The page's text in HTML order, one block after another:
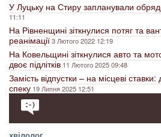
У Луцьку на Стиру запланували
11:11
На Рівненщині зіткнулися потяг та
реанімації3 Лютого 2022 12:19
На Ковельщині зіткнулися авто та
двоє підлітків 11 Лютого 2025 09:48
Замість відпустки – на місцеві
спеку 19 Липня 2025 12:51